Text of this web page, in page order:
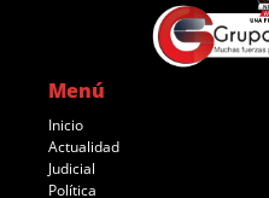
Menú
Inicio
Actualidad
Judicial
Política